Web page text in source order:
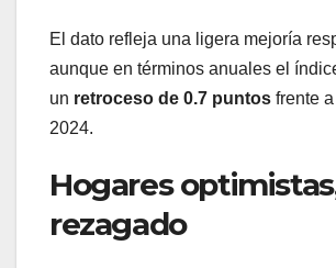
El dato refleja una ligera mejoría
aunque en términos anuales el
un retroceso de 0.7 puntos frente
2024.
Hogares
rezagado